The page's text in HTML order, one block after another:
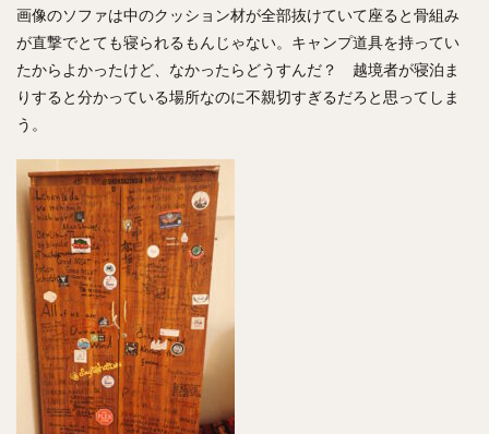
画像のソファは中のクッション材が全部抜けていて座ると骨組み
が直撃でとても寝られるもんじゃない。キャンプ道具を持ってい
たからよかったけど、なかったらどうすんだ？ 越境者が寝泊ま
りすると分かっている場所なのに不親切すぎるだろと思ってしま
う。